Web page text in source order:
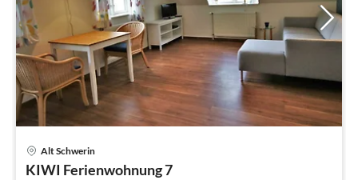
Alt Schwerin
KIWI Ferienwohnung 7